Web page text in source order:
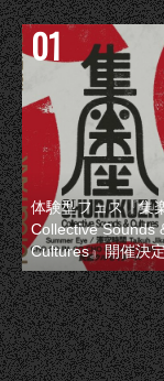
体験型フェス『集
Collective Sounds
Cultures』開催決